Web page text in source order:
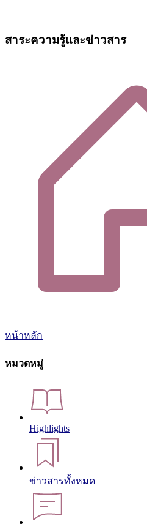
สาระความรู้และข่าวสาร
หน้าหลัก
หมวดหมู่
Highlights
ข่าวสารทั้งหมด